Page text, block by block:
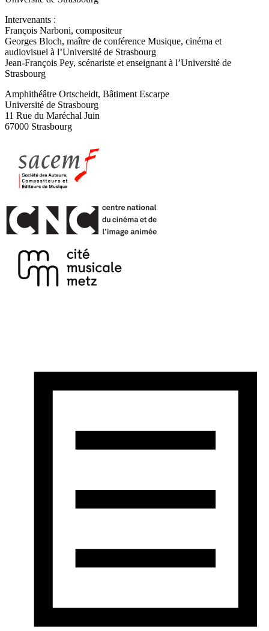
Intervenants :
François Narboni, compositeur
Georges Bloch, maître de conférence Musique, cinéma et
audiovisuel à l’Université de Strasbourg
Jean-François Pey, scénariste et enseignant à l’Université de
Strasbourg
Amphithéâtre Ortscheidt, Bâtiment Escarpe
Université de Strasbourg
11 Rue du Maréchal Juin
67000 Strasbourg